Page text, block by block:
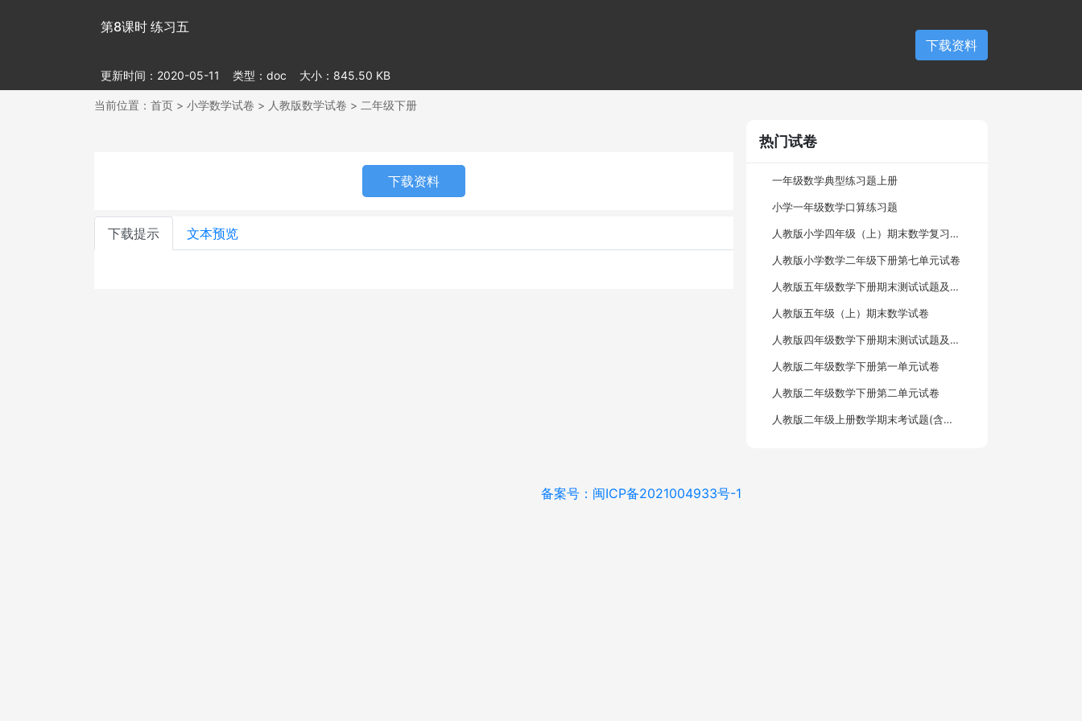
第8课时 练习五
更新时间：2020-05-11 类型：doc 大小：845.50 KB
下载资料
当前位置： 首页 > 小学数学试卷 > 人教版数学试卷 > 二年级下册
下载资料
下载提示 文本预览
热门试卷
一年级数学典型练习题上册
小学一年级数学口算练习题
人教版小学四年级（上）期末数学复习试卷
人教版小学数学二年级下册第七单元试卷
人教版五年级数学下册期末测试试题及答案
人教版五年级（上）期末数学试卷
人教版四年级数学下册期末测试试题及答案
人教版二年级数学下册第一单元试卷
人教版二年级数学下册第二单元试卷
人教版二年级上册数学期末考试题(含答案)
备案号：闽ICP备2021004933号-1